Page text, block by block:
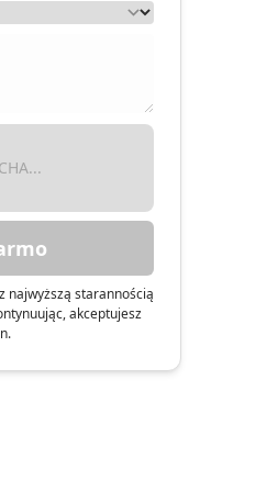
najwyższą starannością
akceptujesz